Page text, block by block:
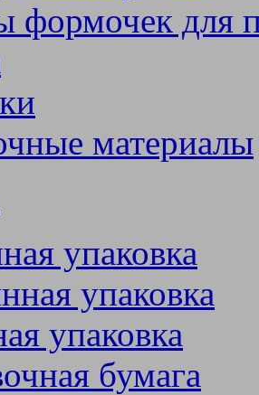
формочек для
материалы
упаковка
упаковка
упаковка
бумага